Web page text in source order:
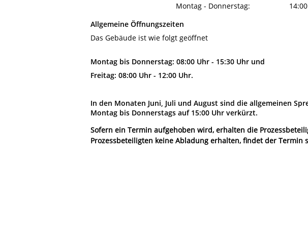
Montag - Donnerstag:
Allgemeine Öffnungszeiten
Das Gebäude ist wie folgt geöffnet
Montag bis Donnerstag: 08:00 Uhr - 15:30 Uhr und
Freitag: 08:00 Uhr - 12:00 Uhr.
In den Monaten Juni, Juli und August sind die allgemeinen
Montag bis Donnerstags auf 15:00 Uhr verkürzt.
Sofern ein Termin aufgehoben wird, erhalten die
Prozessbeteiligten keine Abladung erhalten, findet der Termin